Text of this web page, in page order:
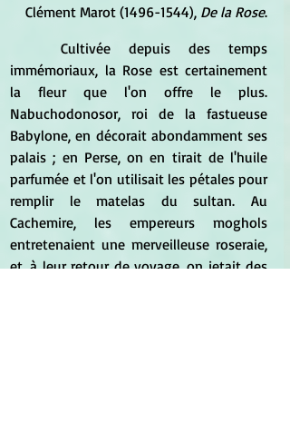
Clément Marot (1496-1544), De la Rose.
immémoriaux, la Rose est certainement
la fleur que l'on offre le plus.
Nabuchodonosor, roi de la fastueuse
Babylone, en décorait abondamment ses
palais ; en Perse, on en tirait de l'huile
parfumée et l'on utilisait les pétales pour
remplir le matelas du sultan. Au
Cachemire, les empereurs moghols
entretenaient une merveilleuse roseraie,
et, à leur retour de voyage, on jetait des